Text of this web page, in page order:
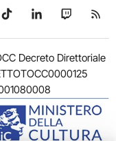
su Telegram
Seguici su TikTok
Seguici su
Seguici
Decreto Direttoriale